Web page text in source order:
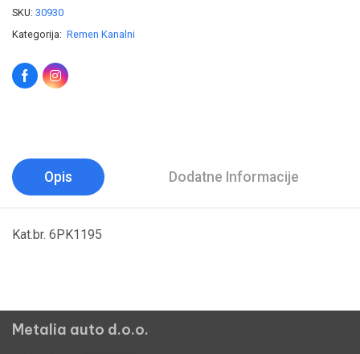
SKU: 30930
Kategorija: Remen Kanalni
Opis Dodatne Informacije
Kat.br. 6PK1195
Metalia auto d.o.o.